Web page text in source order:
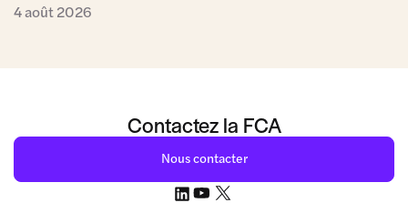
4 août 2026
Contactez la FCA
Nous contacter